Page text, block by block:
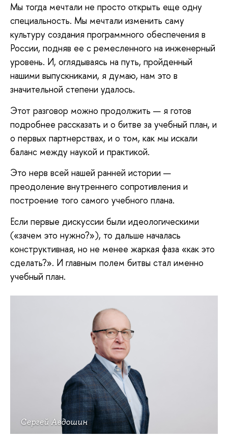
Мы тогда мечтали не просто открыть еще одну
специальность. Мы мечтали изменить саму
культуру создания программного обеспечения в
России, подняв ее с ремесленного на инженерный
уровень. И, оглядываясь на путь, пройденный
нашими выпускниками, я думаю, нам это в
значительной степени удалось.
Этот разговор можно продолжить — я готов
подробнее рассказать и о битве за учебный план, и
о первых партнерствах, и о том, как мы искали
баланс между наукой и практикой.
Это нерв всей нашей ранней истории —
преодоление внутреннего сопротивления и
построение того самого учебного плана.
Если первые дискуссии были идеологическими
(«зачем это нужно?»), то дальше началась
конструктивная, но не менее жаркая фаза «как это
сделать?». И главным полем битвы стал именно
учебный план.
Сергей Авдошин